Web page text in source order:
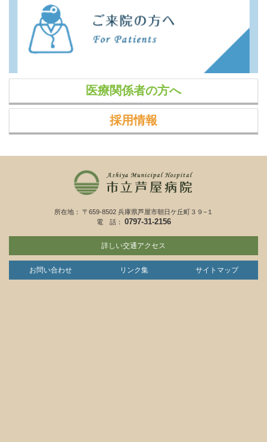
医療関係者の方へ
採用情報
所在地： 〒659-8502 兵庫県芦屋市朝日ケ丘町３９−１
電 話： 0797-31-2156
詳しい交通アクセス
お問い合わせ リンク集 サイトマップ